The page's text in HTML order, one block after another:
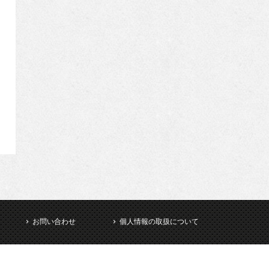
お問い合わせ 個人情報の取扱について